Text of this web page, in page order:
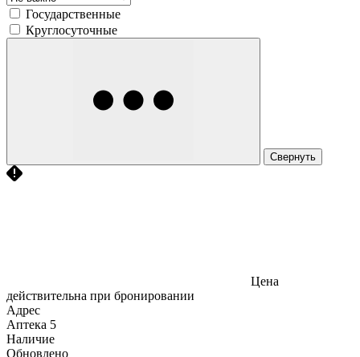
Государственные
Круглосуточные
Свернуть
Цена
действительна при бронировании
Адрес
Аптека 5
Наличие
Обновлено